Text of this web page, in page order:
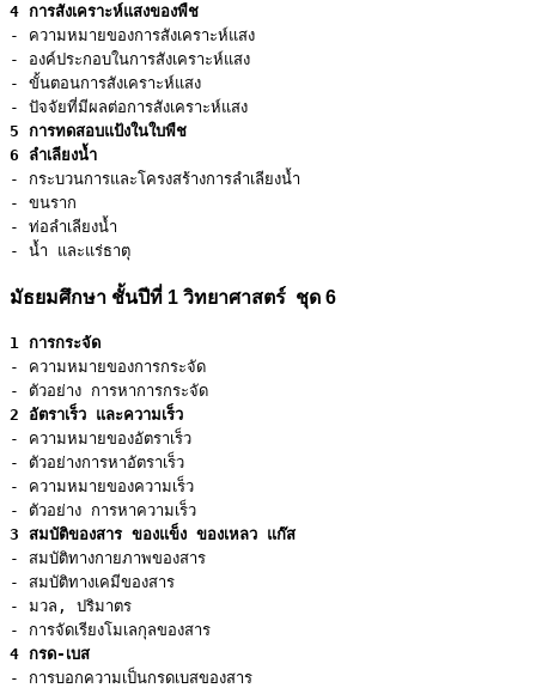
4 การสังเคราะห์แสงของพืช
- ความหมายของการสังเคราะห์แสง
- องค์ประกอบในการสังเคราะห์แสง
- ขั้นตอนการสังเคราะห์แสง
5 การทดสอบแป้งในใบพืช
6 ลำเลียงน้ำ
- กระบวนการและโครงสร้างการลำเลียงน้ำ
- ขนราก
- ท่อลำเลียงน้ำ
- น้ำ และแร่ธาตุ
มัธยมศึกษา ชั้นปีที่ 1 วิทยาศาสตร์ ชุด 6
1 การกระจัด
- ความหมายของการกระจัด
2 อัตราเร็ว และความเร็ว
- ความหมายของอัตราเร็ว
- ตัวอย่างการหาอัตราเร็ว
- ความหมายของความเร็ว
3 สมบัติของสาร ของแข็ง ของเหลว แก๊ส
- สมบัติทางกายภาพของสาร
- สมบัติทางเคมีของสาร
- มวล, ปริมาตร
4 กรด-เบส
- การบอกความเป็นกรดเบสของสาร